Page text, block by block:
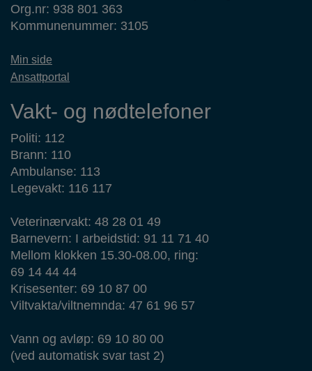
Org.nr: 938 801 363
Kommunenummer: 3105
Min side
Ansattportal
Vakt- og nødtelefoner
Politi: 112
Brann: 110
Ambulanse: 113
Legevakt: 116 117
Veterinærvakt: 48 28 01 49
Barnevern: I arbeidstid: 91 11 71 40
Mellom klokken 15.30-08.00, ring:
69 14 44 44
Krisesenter: 69 10 87 00
Viltvakta/viltnemnda: 47 61 96 57
Vann og avløp: 69 10 80 00
(ved automatisk svar tast 2)